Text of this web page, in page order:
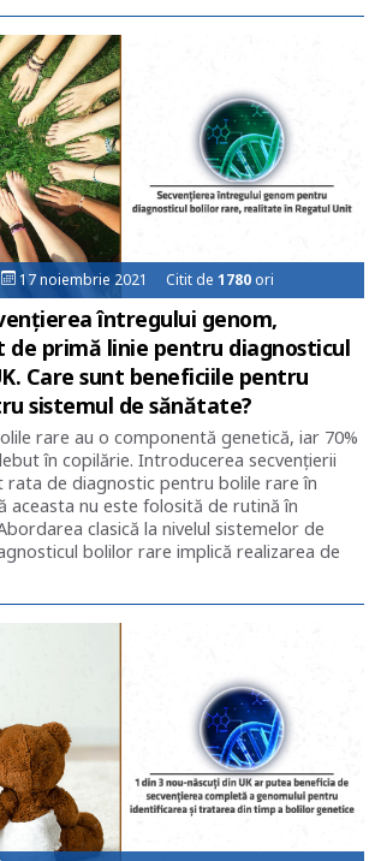
17 noiembrie 2021 Citit de1780 ori
întregului genom,
de primă linie pentru diagnosticul
Care sunt beneficiile pentru
sistemul de sănătate?
rare au o componentă genetică, iar 70%
în copilărie. Introducerea secvențierii
rata de diagnostic pentru bolile rare în
aceasta nu este folosită de rutină în
clasică la nivelul sistemelor de
bolilor rare implică realizarea de